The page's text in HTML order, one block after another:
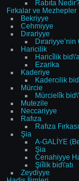
Rabıta
Fırkalar ve Mezhepler
Bekriyye
Cehmiyye
Dırariyye
Dırariyye’nin
Haricilik
Haricîlik
Ezarika
Kaderiye
Kadercilik
Mürcie
Mürcielîk
Mutezile
Neccariyye
Rafıza
Rafıza
Şia
A-GALİYE
Şia
Cenahiyye
Şiîlik bid\'atı
Zeydiyye